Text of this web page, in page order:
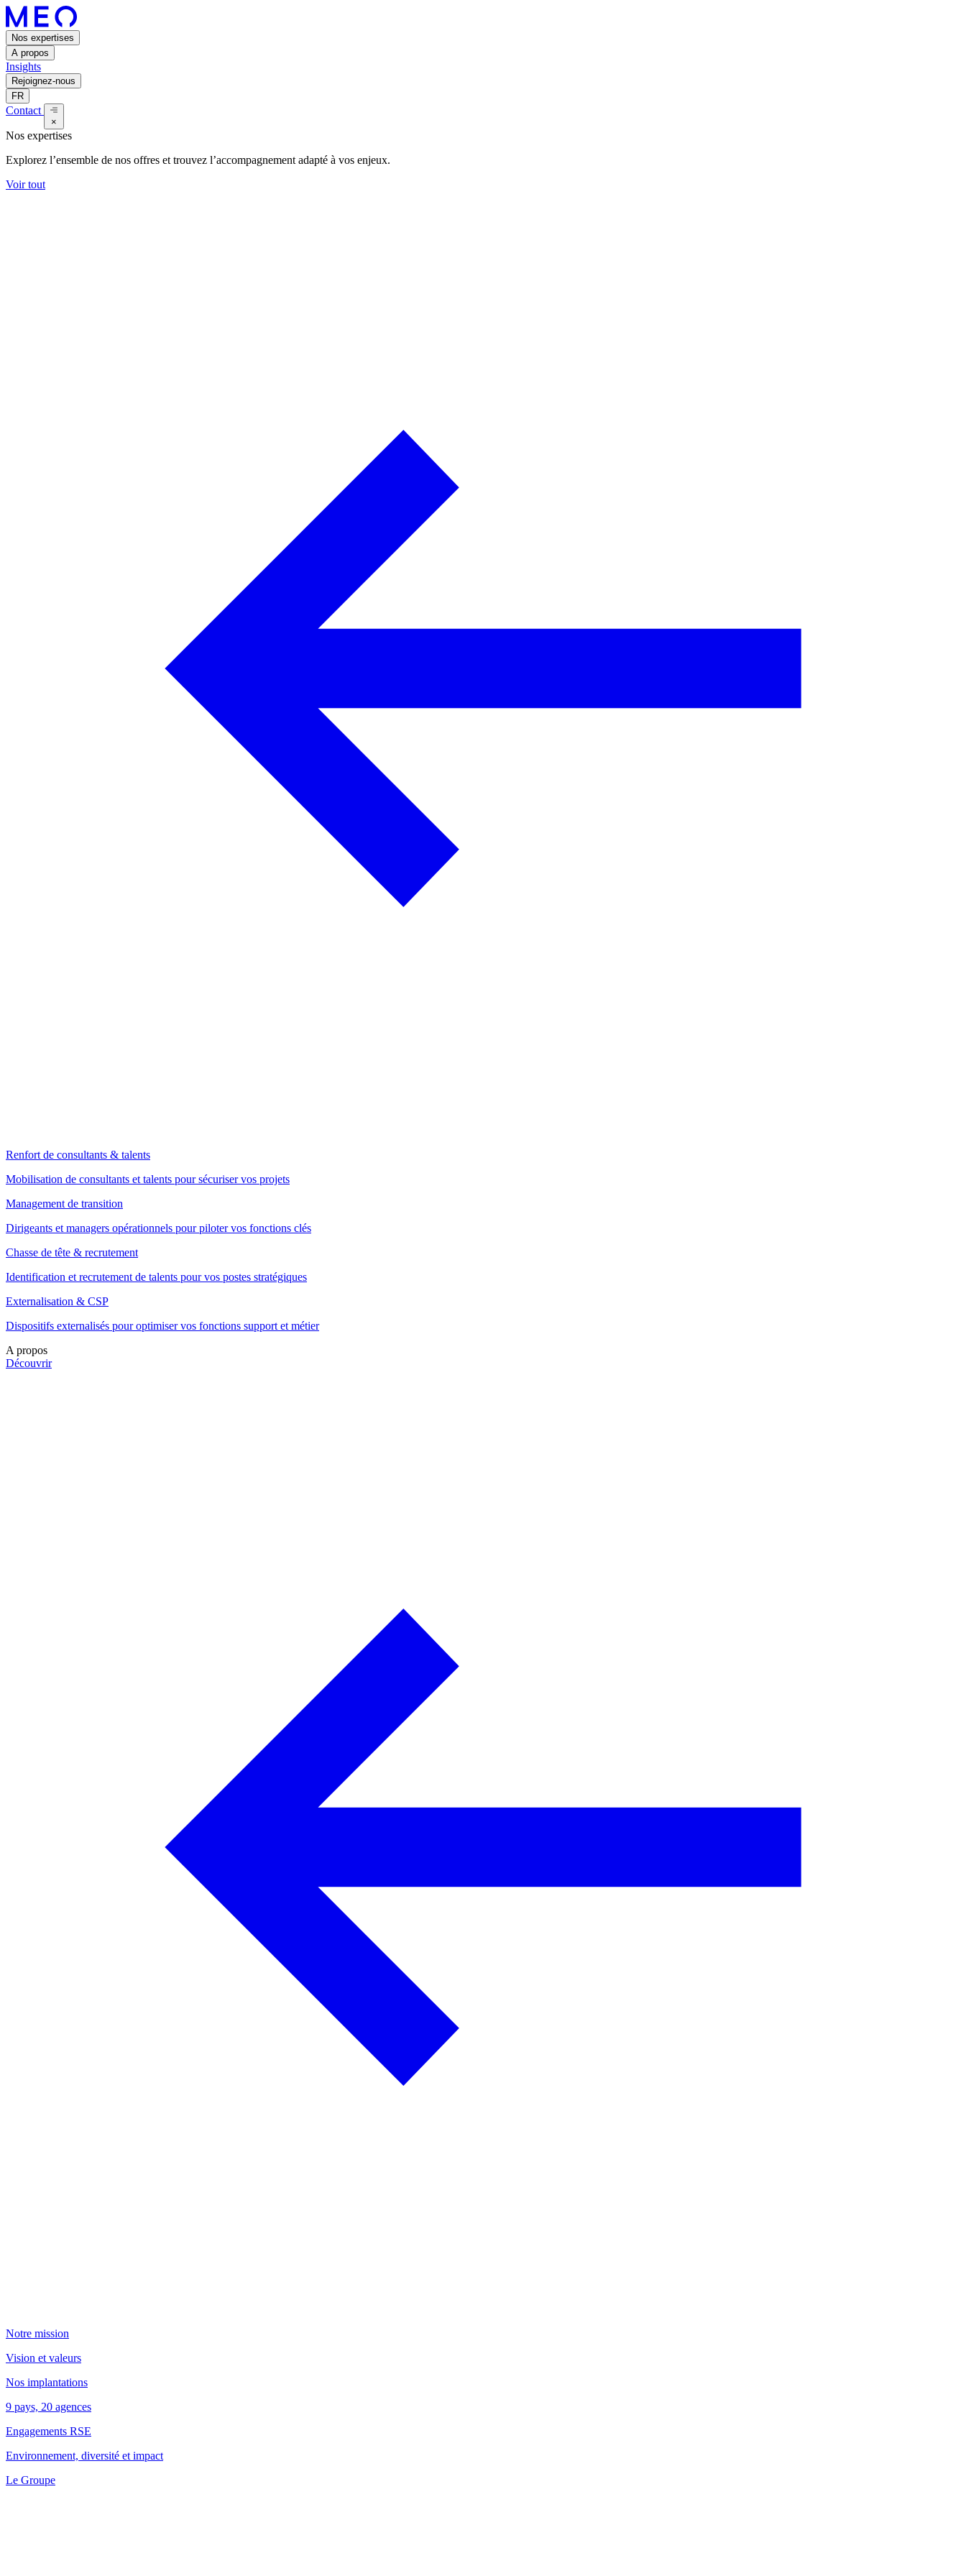
Nos expertises
A propos
Insights
Rejoignez-nous
FR
Contact
×
Nos expertises
Explorez l’ensemble de nos offres et trouvez l’accompagnement adapté à vos enjeux.
Voir tout
Renfort de consultants & talents
Mobilisation de consultants et talents pour sécuriser vos projets
Management de transition
Dirigeants et managers opérationnels pour piloter vos fonctions clés
Chasse de tête & recrutement
Identification et recrutement de talents pour vos postes stratégiques
Externalisation & CSP
Dispositifs externalisés pour optimiser vos fonctions support et métier
A propos
Découvrir
Notre mission
Vision et valeurs
Nos implantations
9 pays, 20 agences
Engagements RSE
Environnement, diversité et impact
Le Groupe